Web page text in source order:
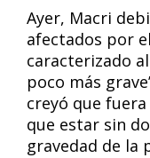
Ayer, Macri
afectados por
caracterizado
poco más
creyó que fuera
que estar sin
gravedad de la